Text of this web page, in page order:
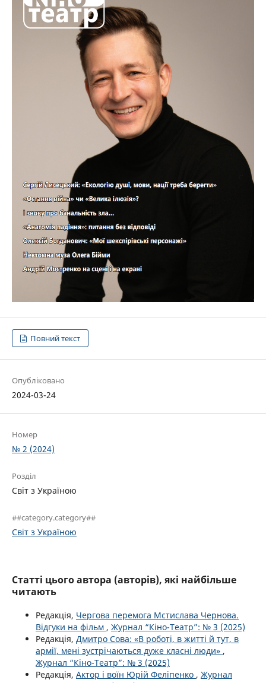
Повний текст
Опубліковано
2024-03-24
Номер
№ 2 (2024)
Розділ
Світ з Україною
##category.category##
Світ з Україною
Статті цього автора (авторів), які найбільше
читають
Редакція, Чергова перемога Мстислава Чернова.
Відгуки на фільм , Журнал “Кіно-Театр”: № 3 (2025)
Редакція, Дмитро Сова: «В роботі, в житті й тут, в
армії, мені зустрічаються дуже класні люди» ,
Журнал “Кіно-Театр”: № 3 (2025)
Редакція, Актор і воїн Юрій Феліпенко , Журнал